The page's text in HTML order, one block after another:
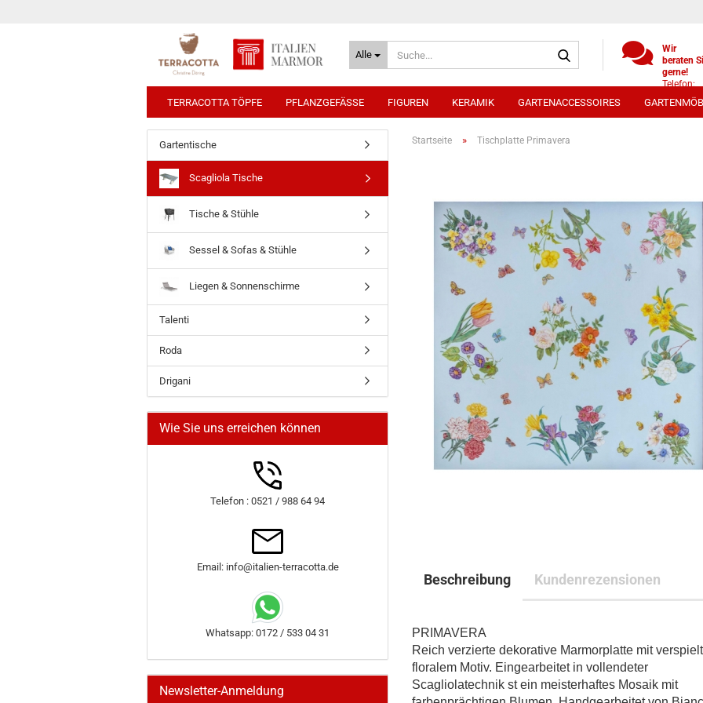
Alle
Wir
beraten
gerne!
Telefon:
(0)521
9886494
TERRACOTTA TÖPFE PFLANZGEFÄSSE FIGUREN KERAMIK GARTENACCESSOIRES
Startseite » Tischplatte Primavera
Beschreibung Kundenrezensionen
PRIMAVERA
Reich verzierte dekorative Marmorplatte mit
floralem Motiv. Eingearbeitet in vollendeter
Scagliolatechnik st ein meisterhaftes Mosaik mit
Gartentische
Scagliola Tische
Tische & Stühle
Sessel & Sofas & Stühle
Liegen & Sonnenschirme
Talenti
Roda
Drigani
Wie Sie uns erreichen können
Telefon : 0521 / 988 64 94
Email: info@italien-terracotta.de
Whatsapp: 0172 / 533 04 31
Newsletter-Anmeldung